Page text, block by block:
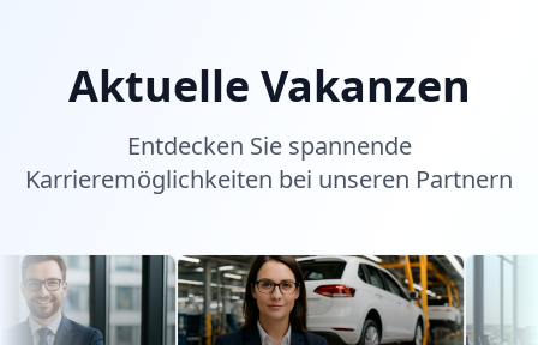
Aktuelle Vakanzen
Entdecken Sie spannende
Karrieremöglichkeiten bei unseren Partnern